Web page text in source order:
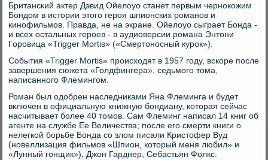
Британский актер Дэвид Ойелоуо станет первым чернокожим
Бондом в истории этого героя шпионских романов и
кинофильмов. Правда, не на экране. Ойелоуо сыграет Бонда -
и всех остальных героев - в аудиоверсии романа Энтони
Горовица «Trigger Mortis» («Смертоносный курок»).
События «Trigger Mortis» происходят в 1957 году, вскоре после
завершения сюжета «Голдфингера», седьмого тома,
написанного Флемингом.
Роман был одобрен наследниками Яна Флеминга и будет
включен в официальную книжную бондиану, которая сейчас
насчитывает более 40 томов. Сам Флеминг написал 14 книг об
агенте на службе Ее Величества; после его смерти книги о
нелегкой борьбе Бонда со злом писали Кристофер Вуд
(новеллизация фильмов «Шпион, который меня любил» и
«Лунный гонщик»), Джон Гарднер, Себастьян Фолкс.